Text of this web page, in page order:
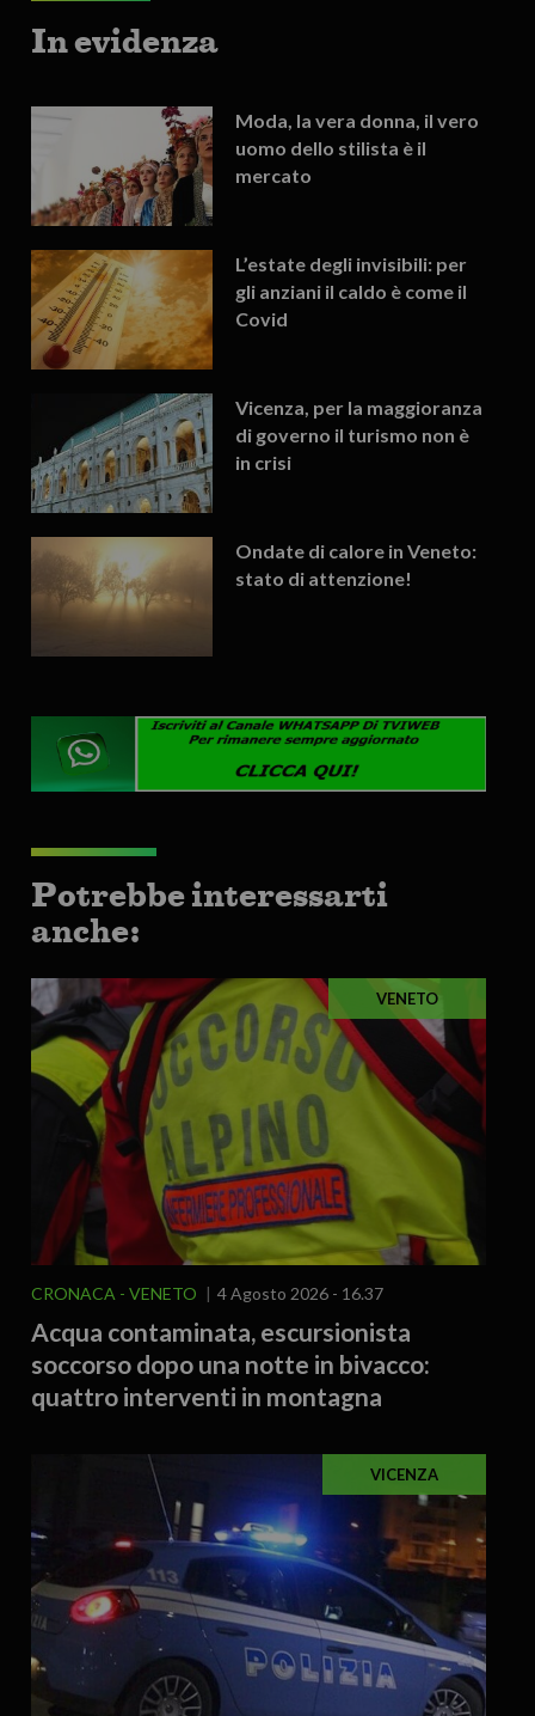
In evidenza
Moda, la vera donna, il vero
uomo dello stilista è il
mercato
L’estate degli invisibili: per
gli anziani il caldo è come il
Covid
Vicenza, per la maggioranza
di governo il turismo non è
in crisi
Ondate di calore in Veneto:
stato di attenzione!
Potrebbe interessarti
anche:
VENETO
CRONACA VENETO 4 Agosto 2026 - 16.37
Acqua contaminata, escursionista
soccorso dopo una notte in bivacco:
quattro interventi in montagna
VICENZA